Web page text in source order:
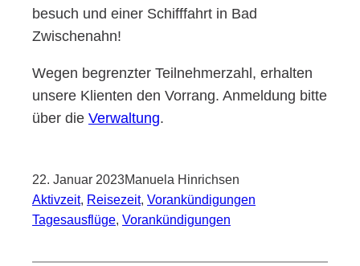
be­such und einer Schiff­fahrt in Bad
Zwischenahn!
Wegen begrenz­ter Teil­neh­mer­zahl, erhal­ten
unse­re Kli­en­ten den Vor­rang. Anmel­dung bit­te
über die Ver­wal­tung.
22. Januar 2023Manuela Hinrichsen
Aktivzeit, Reisezeit, Vorankündigungen
Tagesausflüge, Vorankündigungen